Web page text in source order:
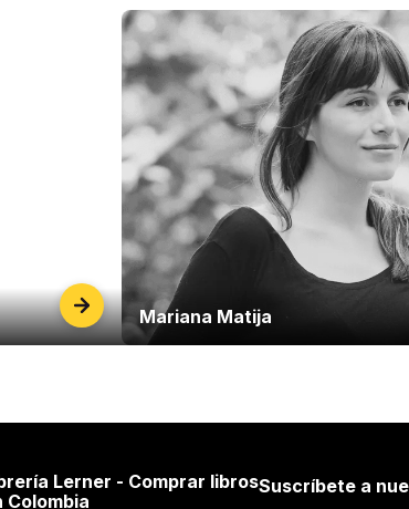
Mariana Matija
Lerner - Comprar libros
Colombia
Suscríbete a